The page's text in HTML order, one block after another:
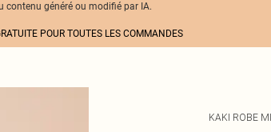
contenu généré ou modifié par IA.
POUR TOUTES LES COMMANDES
KAKI ROBE